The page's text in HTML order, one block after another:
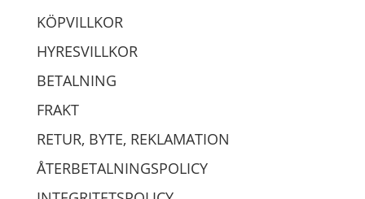
KÖPVILLKOR
HYRESVILLKOR
BETALNING
FRAKT
RETUR, BYTE, REKLAMATION
ÅTERBETALNINGSPOLICY